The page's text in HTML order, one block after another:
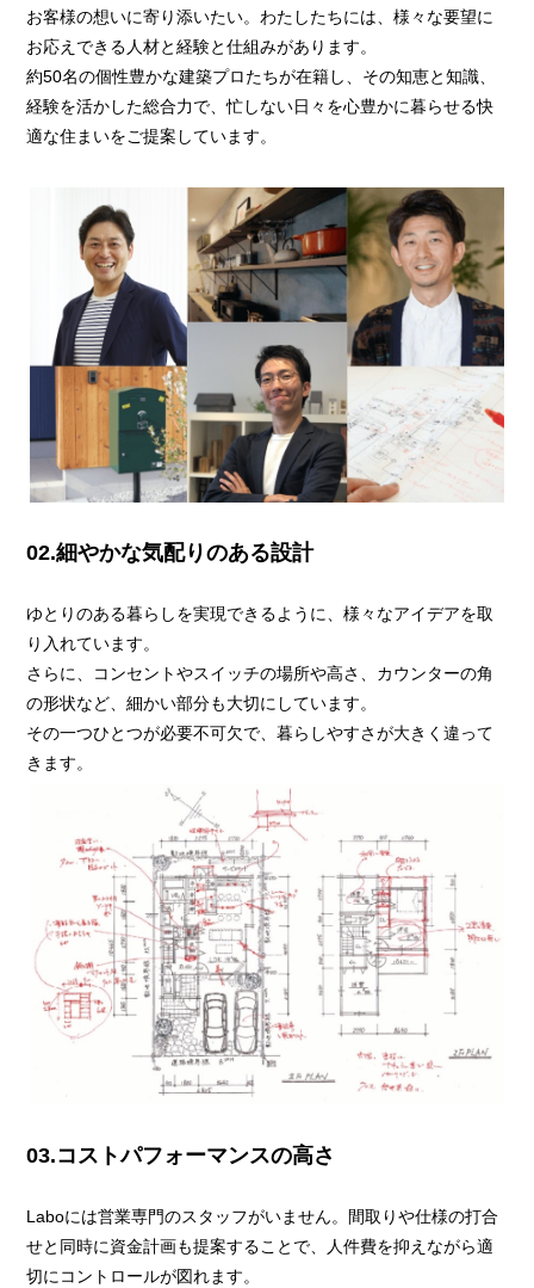
お客様の想いに寄り添いたい。わたしたちには、様々な要望に
お応えできる人材と経験と仕組みがあります。
約50名の個性豊かな建築プロたちが在籍し、その知恵と知識、
経験を活かした総合力で、忙しない日々を心豊かに暮らせる快
適な住まいをご提案しています。
02.細やかな気配りのある設計
ゆとりのある暮らしを実現できるように、様々なアイデアを取
り入れています。
さらに、コンセントやスイッチの場所や高さ、カウンターの角
の形状など、細かい部分も大切にしています。
その一つひとつが必要不可欠で、暮らしやすさが大きく違って
きます。
03.コストパフォーマンスの高さ
Laboには営業専門のスタッフがいません。間取りや仕様の打合
せと同時に資金計画も提案することで、人件費を抑えながら適
切にコントロールが図れます。